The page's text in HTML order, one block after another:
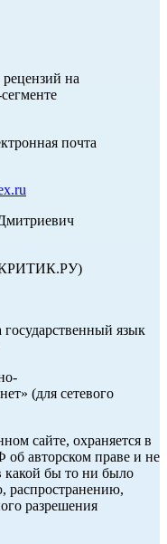
на
почта
язык
(для сетевого
сайте, охраняется в
об авторском праве и не
какой бы то ни было
распространению,
разрешения